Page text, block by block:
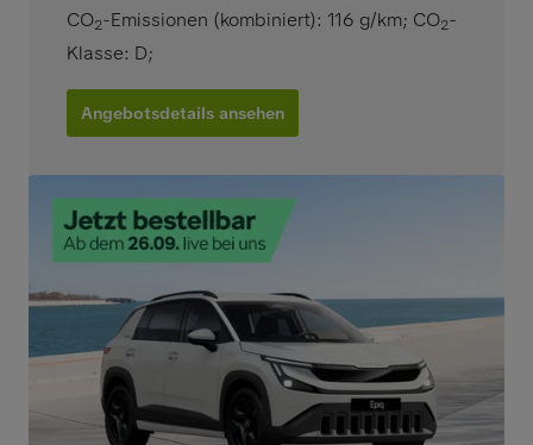
CO2-Emissionen (kombiniert): 116 g/km; CO2-
Klasse: D;
Angebotsdetails ansehen